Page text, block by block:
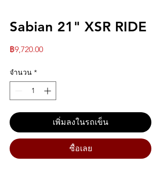
Sabian 21" XSR RIDE
฿9,720.00ราคา
จำนวน *
เพิ่มลงในรถเข็น
ซื้อเลย